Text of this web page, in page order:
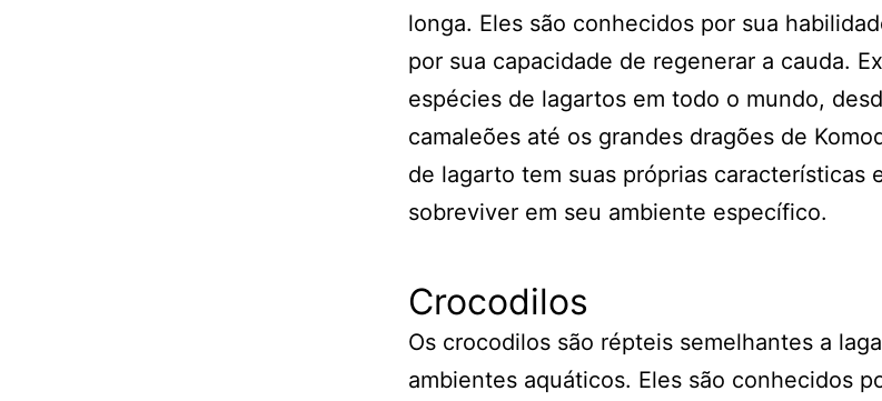
longa. Eles são conhecidos por sua
por sua capacidade de regenerar a cauda.
espécies de lagartos em todo o mundo,
camaleões até os grandes dragões de
de lagarto tem suas próprias características
sobreviver em seu ambiente específico.
Crocodilos
Os crocodilos são répteis semelhantes a
ambientes aquáticos. Eles são conhecidos